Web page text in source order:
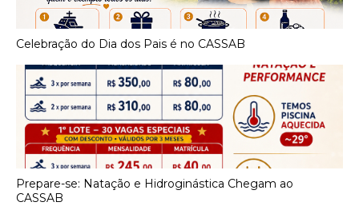
Celebração do Dia dos Pais é no CASSAB
Prepare-se: Natação e Hidroginástica Chegam ao
CASSAB